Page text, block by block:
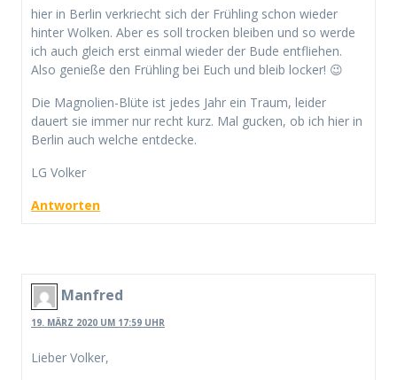
hier in Berlin verkriecht sich der Frühling schon wieder
hinter Wolken. Aber es soll trocken bleiben und so werde
ich auch gleich erst einmal wieder der Bude entfliehen.
Also genieße den Frühling bei Euch und bleib locker! 😉
Die Magnolien-Blüte ist jedes Jahr ein Traum, leider
dauert sie immer nur recht kurz. Mal gucken, ob ich hier in
Berlin auch welche entdecke.
LG Volker
Antworten
Manfred
19. MÄRZ 2020 UM 17:59 UHR
Lieber Volker,